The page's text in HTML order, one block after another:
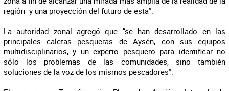
región y una proyección del futuro de esta”.
La autoridad zonal agregó que “se han desarrollado en las
principales caletas pesqueras de Aysén, con sus equipos
multidisciplinarios, y un experto pesquero para identificar no
sólo los problemas de las comunidades, sino también
soluciones de la voz de los mismos pescadores”.